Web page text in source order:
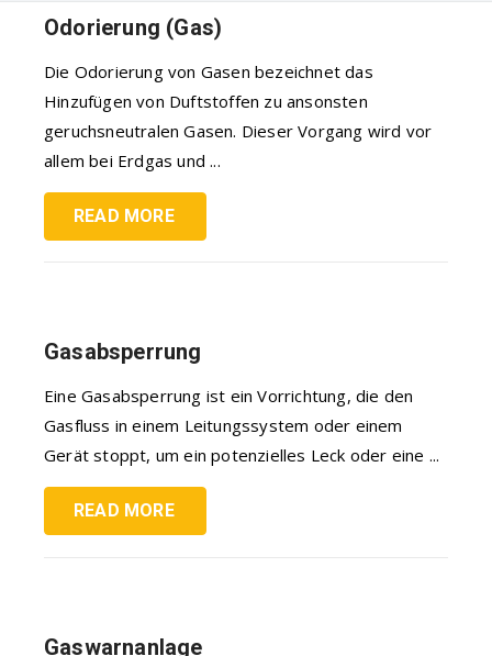
Odorierung (Gas)
Die Odorierung von Gasen bezeichnet das
Hinzufügen von Duftstoffen zu ansonsten
geruchsneutralen Gasen. Dieser Vorgang wird vor
allem bei Erdgas und ...
READ MORE
Gasabsperrung
Eine Gasabsperrung ist ein Vorrichtung, die den
Gasfluss in einem Leitungssystem oder einem
Gerät stoppt, um ein potenzielles Leck oder eine ...
READ MORE
Gaswarnanlage